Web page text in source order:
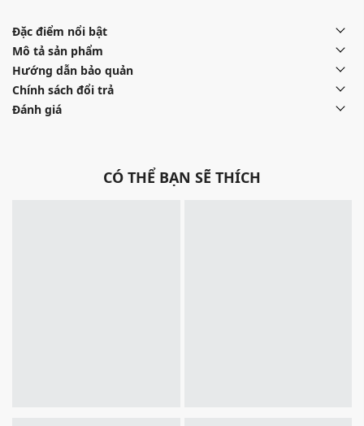
Đặc điểm nổi bật
Mô tả sản phẩm
Hướng dẫn bảo quản
Chính sách đổi trả
Đánh giá
CÓ THỂ BẠN SẼ THÍCH